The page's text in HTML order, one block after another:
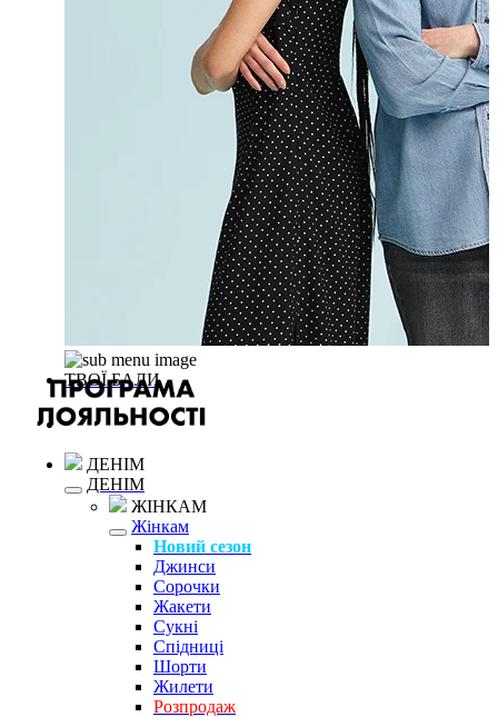
ТВОЇ БАЛИ
ДЕНІМ
ДЕНІМ
ЖІНКАМ
Жінкам
Новий сезон
Джинси
Сорочки
Жакети
Сукні
Спідниці
Шорти
Жилети
Розпродаж